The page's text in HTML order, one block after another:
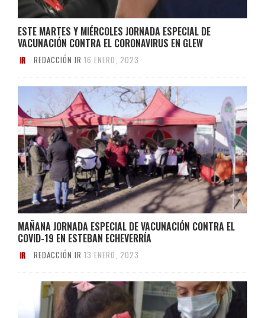
ESTE MARTES Y MIÉRCOLES JORNADA ESPECIAL DE
VACUNACIÓN CONTRA EL CORONAVIRUS EN GLEW
REDACCIÓN IR 16 ENERO, 2023
MAÑANA JORNADA ESPECIAL DE VACUNACIÓN CONTRA EL
COVID-19 EN ESTEBAN ECHEVERRÍA
REDACCIÓN IR 13 ENERO, 2023